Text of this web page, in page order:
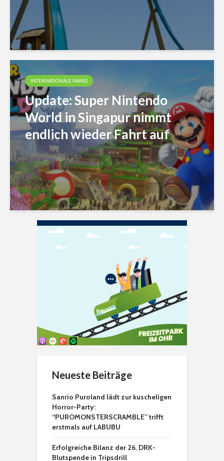
INTERNATIONALE PARKS
Update: Super Nintendo
World in Singapur nimmt
endlich wieder Fahrt auf
Neueste Beiträge
Sanrio Puroland lädt zur kuscheligen
Horror-Party:
“PUROMONSTERSCRAMBLE” trifft
erstmals auf LABUBU
Erfolgreiche Bilanz der 26. DRK-
Blutspende in Tripsdrill